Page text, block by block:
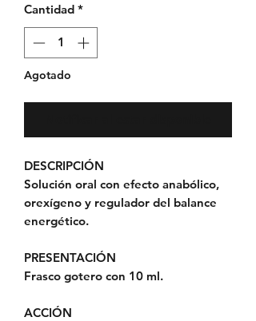
Cantidad *
Agotado
DESCRIPCIÓN
Solución oral con efecto anabólico,
orexígeno y regulador del balance
energético.
PRESENTACIÓN
Frasco gotero con 10 ml.
ACCIÓN